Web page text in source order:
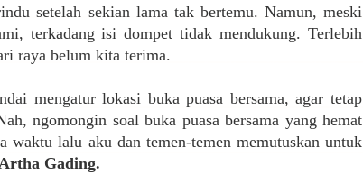
setelah sekian lama tak bertemu. Namun, meski
terkadang isi dompet tidak mendukung. Terlebih
raya belum kita terima.
mengatur lokasi buka puasa bersama, agar tetap
ngomongin soal buka puasa bersama yang hemat
waktu lalu aku dan temen-temen memutuskan untuk
Gading.